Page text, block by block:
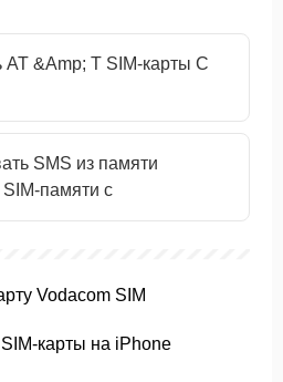
AT &Amp; T SIM-карты С
SMS из памяти
памяти с
Vodacom SIM
карты на iPhone